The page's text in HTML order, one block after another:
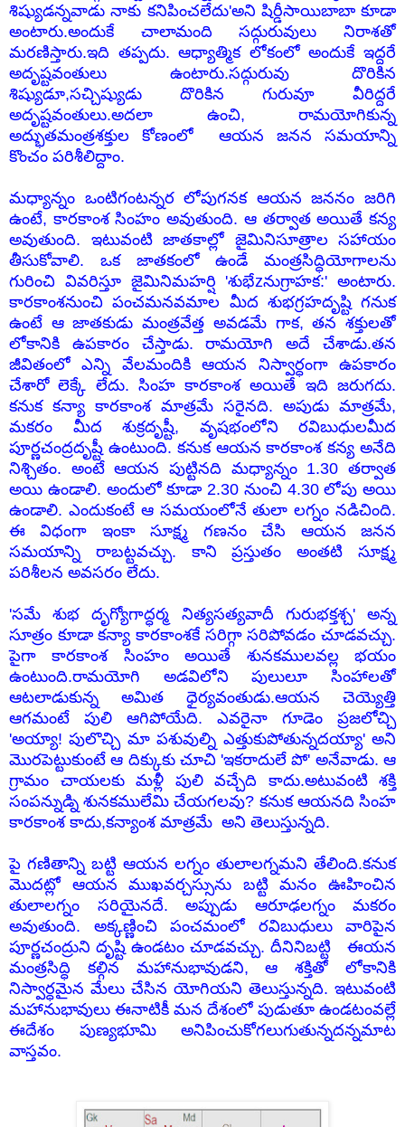
శిష్యుడన్నవాడు నాకు కనిపించలేదు'అని షిర్డీసాయిబాబా కూడా
అంటారు.అందుకే చాలామంది సద్గురువులు నిరాశతో
మరణిస్తారు.ఇది తప్పదు. ఆధ్యాత్మిక లోకంలో అందుకే ఇద్దరే
అదృష్టవంతులు ఉంటారు.సద్గురువు దొరికిన
శిష్యుడూ,సచ్చిష్యుడు దొరికిన గురువూ వీరిద్దరే
అదృష్టవంతులు.అదలా ఉంచి, రామయోగికున్న
అద్భుతమంత్రశక్తుల కోణంలో ఆయన జనన సమయాన్ని
కొంచం పరిశీలిద్దాం.
మధ్యాన్నం ఒంటిగంటన్నర లోపుగనక ఆయన జననం జరిగి
ఉంటే, కారకాంశ సింహం అవుతుంది. ఆ తర్వాత అయితే కన్య
అవుతుంది. ఇటువంటి జాతకాల్లో జైమినిసూత్రాల సహాయం
తీసుకోవాలి. ఒక జాతకంలో ఉండే మంత్రసిద్ధియోగాలను
గురించి వివరిస్తూ జైమినిమహర్షి 'శుభేzనుగ్రాహక:' అంటారు.
కారకాంశనుంచి పంచమనవమాల మీద శుభగ్రహదృష్టి గనుక
ఉంటే ఆ జాతకుడు మంత్రవేత్త అవడమే గాక, తన శక్తులతో
లోకానికి ఉపకారం చేస్తాడు. రామయోగి అదే చేశాడు.తన
జీవితంలో ఎన్ని వేలమందికి ఆయన నిస్వార్ధంగా ఉపకారం
చేశారో లెక్కే లేదు. సింహ కారకాంశ అయితే ఇది జరుగదు.
కనుక కన్యా కారకాంశ మాత్రమే సరైనది. అపుడు మాత్రమే,
మకరం మీద శుక్రదృష్టీ, వృషభంలోని రవిబుధులమీద
పూర్ణచంద్రదృష్టీ ఉంటుంది. కనుక ఆయన కారకాంశ కన్య అనేది
నిశ్చితం. అంటే ఆయన పుట్టినది మధ్యాన్నం 1.30 తర్వాత
అయి ఉండాలి. అందులో కూడా 2.30 నుంచి 4.30 లోపు అయి
ఉండాలి. ఎందుకంటే ఆ సమయంలోనే తులా లగ్నం నడిచింది.
ఈ విధంగా ఇంకా సూక్ష్మ గణనం చేసి ఆయన జనన
సమయాన్ని రాబట్టవచ్చు. కాని ప్రస్తుతం అంతటి సూక్ష్మ
పరిశీలన అవసరం లేదు.
'సమే శుభ దృగ్యోగాద్ధర్మ నిత్యసత్యవాదీ గురుభక్తశ్చ' అన్న
సూత్రం కూడా కన్యా కారకాంశకే సరిగ్గా సరిపోవడం చూడవచ్చు.
పైగా కారకాంశ సింహం అయితే శునకములవల్ల భయం
ఉంటుంది.రామయోగి అడవిలోని పులులూ సింహాలతో
ఆటలాడుకున్న అమిత ధైర్యవంతుడు.ఆయన చెయ్యెత్తి
ఆగమంటే పులి ఆగిపోయేది. ఎవరైనా గూడెం ప్రజలోచ్చి
'అయ్యా! పులొచ్చి మా పశువుల్ని ఎత్తుకుపోతున్నదయ్యా' అని
మొరపెట్టుకుంటే ఆ దిక్కుకు చూచి 'ఇకరాదులే పో' అనేవాడు. ఆ
గ్రామం చాయలకు మళ్లీ పులి వచ్చేది కాదు.అటువంటి శక్తి
సంపన్నుడ్ని శునకములేమి చేయగలవు? కనుక ఆయనది సింహ
కారకాంశ కాదు,కన్యాంశ మాత్రమే అని తెలుస్తున్నది.
పై గణితాన్ని బట్టి ఆయన లగ్నం తులాలగ్నమని తేలింది.కనుక
మొదట్లో ఆయన ముఖవర్చస్సును బట్టి మనం ఊహించిన
తులాలగ్నం సరియైనదే. అప్పుడు ఆరూఢలగ్నం మకరం
అవుతుంది. అక్కణ్ణించి పంచమంలో రవిబుధులు వారిపైన
పూర్ణచంద్రుని దృష్టి ఉండటం చూడవచ్చు. దీనినిబట్టి ఈయన
మంత్రసిద్ధి కల్గిన మహానుభావుడని, ఆ శక్తితో లోకానికి
నిస్వార్ధమైన మేలు చేసిన యోగియని తెలుస్తున్నది. ఇటువంటి
మహానుభావులు ఈనాటికీ మన దేశంలో పుడుతూ ఉండటంవల్లే
ఈదేశం పుణ్యభూమి అనిపించుకోగలుగుతున్నదన్నమాట
వాస్తవం.